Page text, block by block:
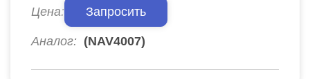
Цена: Запросить
Аналог: (NAV4007)